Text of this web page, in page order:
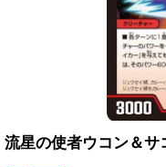
流星の使者ウコン＆